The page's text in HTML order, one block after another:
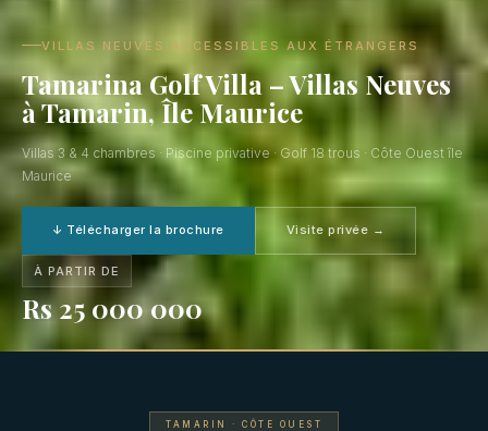
VILLAS NEUVES ACCESSIBLES AUX ÉTRANGERS
Tamarina Golf Villa – Villas Neuves
à Tamarin, Île Maurice
Villas 3 & 4 chambres · Piscine privative · Golf 18 trous · Côte Ouest île
Maurice
↓ Télécharger la brochure Visite privée →
À PARTIR DE
Rs 25 000 000
TAMARIN · CÔTE OUEST